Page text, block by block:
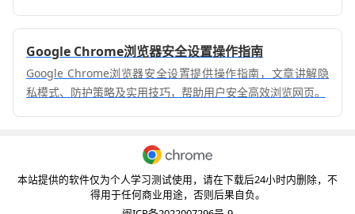
您将浏览器打造成全方位覆盖办公需求的个人工作站，提升资
讯处理与任务执行能力。
Google Chrome浏览器安全设置操作指南
Google Chrome浏览器安全设置提供操作指南，文章讲解隐
私模式、防护策略及实用技巧，帮助用户安全高效浏览网页。
本站提供的软件仅为个人学习测试使用，请在下载后24小时内删除，不
得用于任何商业用途，否则后果自负。